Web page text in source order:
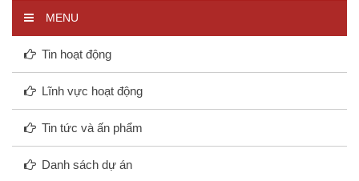
MENU
Tin hoạt động
Lĩnh vực hoạt động
Tin tức và ấn phẩm
Danh sách dự án